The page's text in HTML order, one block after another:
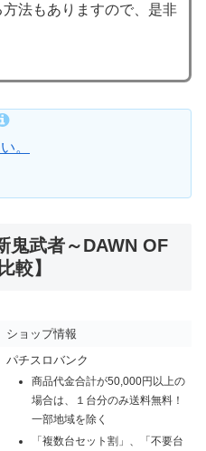
法もありますので、是非
。
鬼武者～DAWN OF
較】
ショップ情報
パチスロバンク
商品代金合計が50,000円以上の
場合は、１台分のみ送料無料！
一部地域を除く
「複数台セット割」、「不要台